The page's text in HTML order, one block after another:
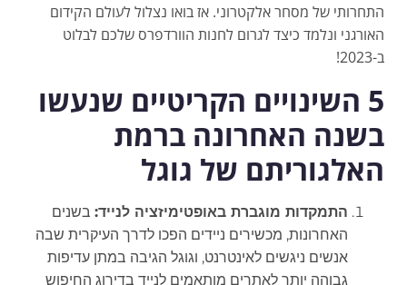
התחרותי של מסחר אלקטרוני. אז בואו נצלול לעולם הקידום
האורגני ונלמד כיצד לגרום לחנות הוורדפרס שלכם לבלוט
ב-2023!
5 השינויים הקריטיים שנעשו
בשנה האחרונה ברמת
האלגוריתם של גוגל
התמקדות מוגברת באופטימיזציה לנייד: בשנים
האחרונות, מכשירים ניידים הפכו לדרך העיקרית שבה
אנשים ניגשים לאינטרנט, וגוגל הגיבה במתן עדיפות
גבוהה יותר לאתרים מותאמים לנייד בדירוג החיפוש